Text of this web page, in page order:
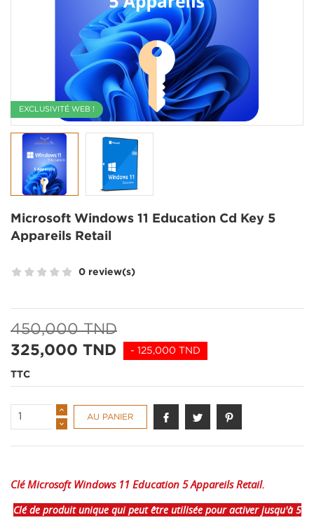
EXCLUSIVITÉ WEB !
Microsoft Windows 11 Education Cd Key 5
Appareils Retail
0 review(s)
450,000 TND
325,000 TND
- 125,000 TND
TTC
AU PANIER
Clé Microsoft Windows 11 Education 5 Appareils Retail.
Clé de produit unique qui peut être utilisée pour activer jusqu'à 5